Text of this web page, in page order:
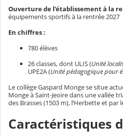
Ouverture de l’établissement à la
équipements sportifs à la rentrée 2027
En chiffres :
780élèves
26classes, dont ULIS (Unité
UPE2A (Unité pédagogique pour
Le collège Gaspard Monge se situe
Monge à Saint-Jeoire dans une vallée
des Brasses (1503 m), l’Herbette et par
Caractéristiques